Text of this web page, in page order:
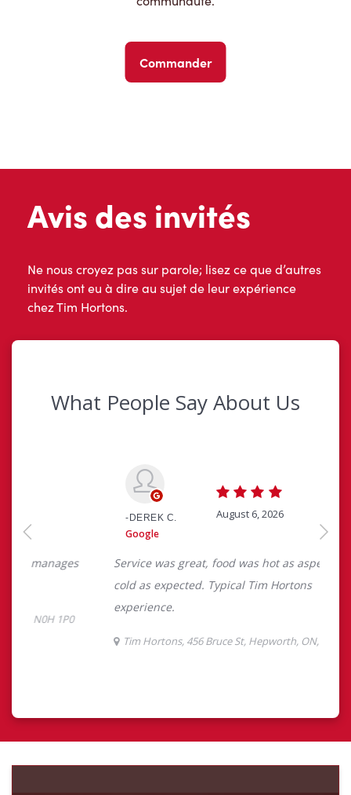
Commander
Avis des invités
Ne nous croyez pas sur parole; lisez ce que d’autres
invités ont eu à dire au sujet de leur expérience
chez Tim Hortons.